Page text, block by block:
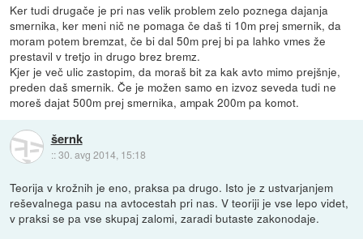
Ker tudi drugače je pri nas velik problem zelo poznega dajanja
smernika, ker meni nič ne pomaga če daš ti 10m prej smernik, da
moram potem bremzat, če bi dal 50m prej bi pa lahko vmes že
prestavil v tretjo in drugo brez bremz.
Kjer je več ulic zastopim, da moraš bit za kak avto mimo prejšnje,
preden daš smernik. Če je možen samo en izvoz seveda tudi ne
moreš dajat 500m prej smernika, ampak 200m pa komot.
šernk
::30. avg 2014, 15:18
Teorija v krožnih je eno, praksa pa drugo. Isto je z ustvarjanjem
reševalnega pasu na avtocestah pri nas. V teoriji je vse lepo videt,
v praksi se pa vse skupaj zalomi, zaradi butaste zakonodaje.